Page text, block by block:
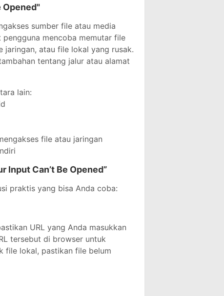
Opened"
sumber file atau media
mencoba memutar file
jaringan, atau file lokal yang rusak.
tentang jalur atau alamat
lain:
file atau jaringan
Input Can’t Be Opened”
praktis yang bisa Anda coba:
URL yang Anda masukkan
tersebut di browser untuk
file lokal, pastikan file belum